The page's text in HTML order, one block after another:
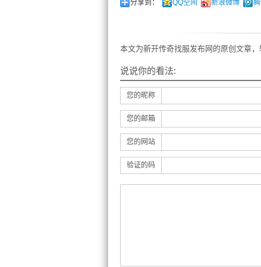
分享到： QQ空间 新浪微博
本文为新开传奇找服发布网的原创文章，
说说你的看法:
您的昵称
您的邮箱
您的网站
验证的码